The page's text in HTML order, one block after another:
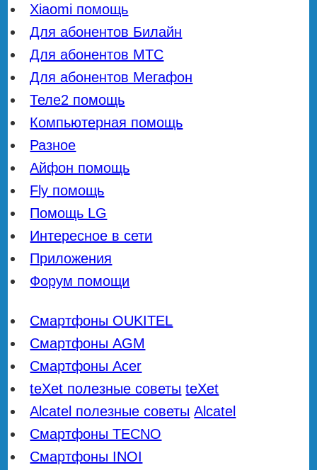
Xiaomi помощь
Для абонентов Билайн
Для абонентов МТС
Для абонентов Мегафон
Теле2 помощь
Компьютерная помощь
Разное
Айфон помощь
Fly помощь
Помощь LG
Интересное в сети
Приложения
Форум помощи
Смартфоны OUKITEL
Смартфоны AGM
Смартфоны Acer
teXet полезные советы teXet
Alcatel полезные советы Alcatel
Смартфоны TECNO
Смартфоны INOI